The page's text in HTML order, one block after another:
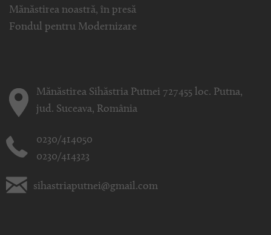
Mănăstirea noastră, în presă
Fondul pentru Modernizare
Mănăstirea Sihăstria Putnei 727455 loc. Putna,
jud. Suceava, România
0230/414050
0230/414323
sihastriaputnei@gmail.com